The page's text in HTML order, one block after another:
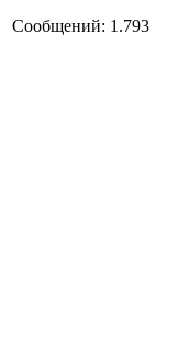
Сообщений: 1.793